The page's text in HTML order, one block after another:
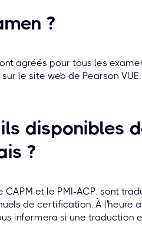
?
agréés pour tous les
le site web de Pearson
disponibles
?
et le PMI-ACP, sont
de certification. À l'heure
informera si une traduction